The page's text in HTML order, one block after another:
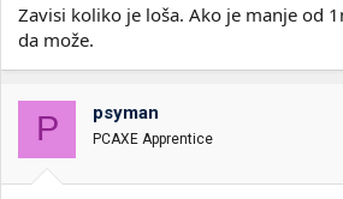
Zavisi koliko je loša. Ako je manje od
da može.
P psyman
PCAXE Apprentice